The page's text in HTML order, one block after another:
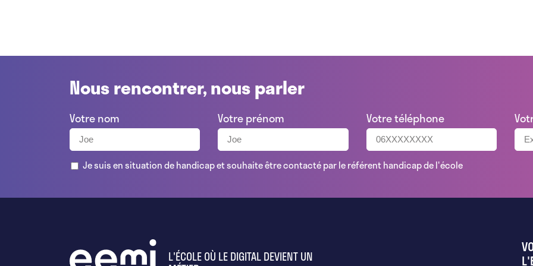
Nous rencontrer, nous parler
Votre nom Votre prénom Votre téléphone
Je suis en situation de handicap et souhaite être contacté par le référent handicap de l'école
L'ÉCOLE OÙ LE DIGITAL DEVIENT UN